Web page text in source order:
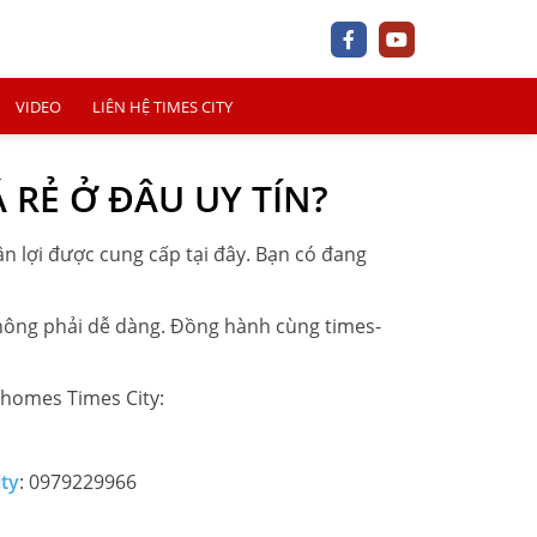
VIDEO LIÊN HỆ TIMES CITY
RẺ Ở ĐÂU UY TÍN?
lợi được cung cấp tại đây. Bạn có đang
phải dễ dàng. Đồng hành cùngtimes-
Times City:
: 0979229966